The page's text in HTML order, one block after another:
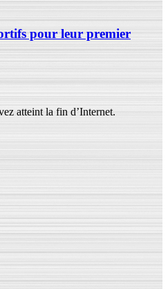
pour leur premier
atteint la fin d’Internet.